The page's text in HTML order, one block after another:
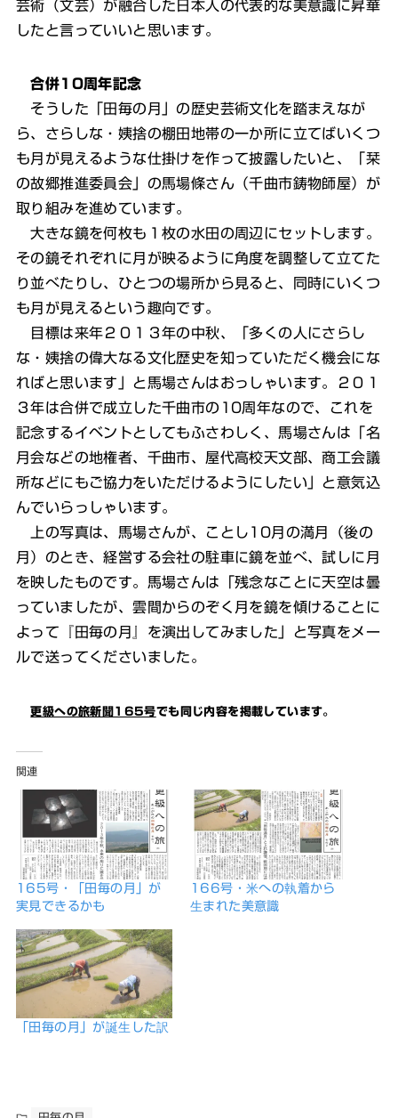
芸術（文芸）が融合した日本人の代表的な美意識に昇華
したと言っていいと思います。
合併10周年記念
そうした「田毎の月」の歴史芸術文化を踏まえなが
ら、さらしな・姨捨の棚田地帯の一か所に立てばいくつ
も月が見えるような仕掛けを作って披露したいと、「栞
の故郷推進委員会」の馬場條さん（千曲市鋳物師屋）が
取り組みを進めています。
大きな鏡を何枚も１枚の水田の周辺にセットします。
その鏡それぞれに月が映るように角度を調整して立てた
り並べたりし、ひとつの場所から見ると、同時にいくつ
も月が見えるという趣向です。
目標は来年２０１３年の中秋、「多くの人にさらし
な・姨捨の偉大なる文化歴史を知っていただく機会にな
ればと思います」と馬場さんはおっしゃいます。２０１
３年は合併で成立した千曲市の10周年なので、これを
記念するイベントとしてもふさわしく、馬場さんは「名
月会などの地権者、千曲市、屋代高校天文部、商工会議
所などにもご協力をいただけるようにしたい」と意気込
んでいらっしゃいます。
上の写真は、馬場さんが、ことし10月の満月（後の
月）のとき、経営する会社の駐車に鏡を並べ、試しに月
を映したものです。馬場さんは「残念なことに天空は曇
っていましたが、雲間からのぞく月を鏡を傾けることに
よって『田毎の月』を演出してみました」と写真をメー
ルで送ってくださいました。
更級への旅新聞165号でも同じ内容を掲載しています。
関連
165号・「田毎の月」が
実見できるかも
166号・米への執着から
生まれた美意識
「田毎の月」が誕生した訳